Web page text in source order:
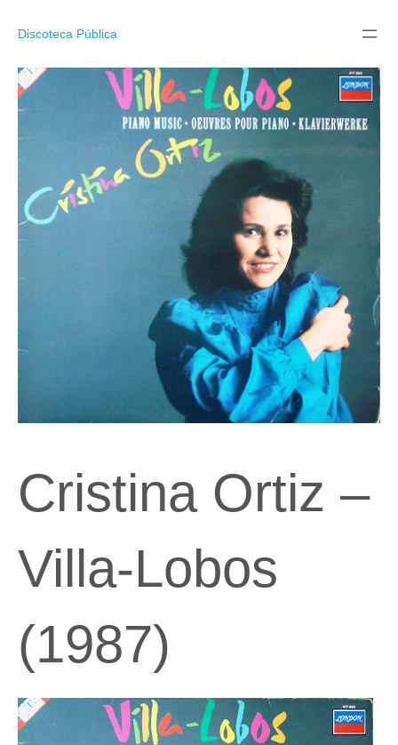
Discoteca Pública
Cristina Ortiz –
Villa-Lobos
(1987)